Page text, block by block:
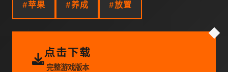
#苹果 #养成 #放置
点击下载
完整游戏版本